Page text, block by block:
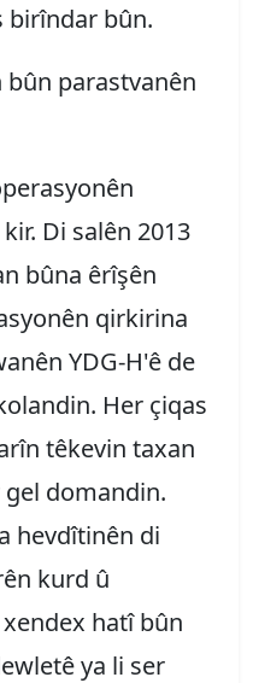
birîndar bûn.
parastvanên
Di salên 2013
bûna êrîşên
qirkirina
YDG-H'ê de
Her çiqas
têkevin taxan
domandin.
hevdîtinên di
kurd û
hatî bûn
ya li ser